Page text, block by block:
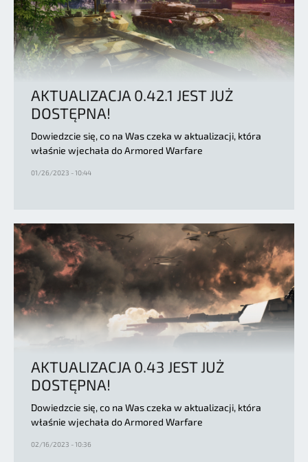
AKTUALIZACJA 0.42.1 JEST JUŻ
DOSTĘPNA!
Dowiedzcie się, co na Was czeka w aktualizacji, która
właśnie wjechała do Armored Warfare
01/26/2023 - 10:44
AKTUALIZACJA 0.43 JEST JUŻ
DOSTĘPNA!
Dowiedzcie się, co na Was czeka w aktualizacji, która
właśnie wjechała do Armored Warfare
02/16/2023 - 10:36